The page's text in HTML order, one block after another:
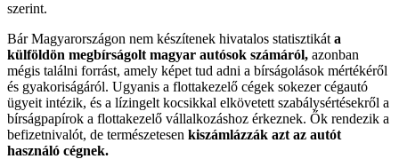
szerint.
Bár Magyarországon nem készítenek hivatalos statisztikát a
külföldön megbírságolt magyar autósok számáról, azonban
mégis találni forrást, amely képet tud adni a bírságolások mértékéről
és gyakoriságáról. Ugyanis a flottakezelő cégek sokezer cégautó
ügyeit intézik, és a lízingelt kocsikkal elkövetett szabálysértésekről a
bírságpapírok a flottakezelő vállalkozáshoz érkeznek. Ők rendezik a
befizetnivalót, de természetesen kiszámlázzák azt az autót
használó cégnek.